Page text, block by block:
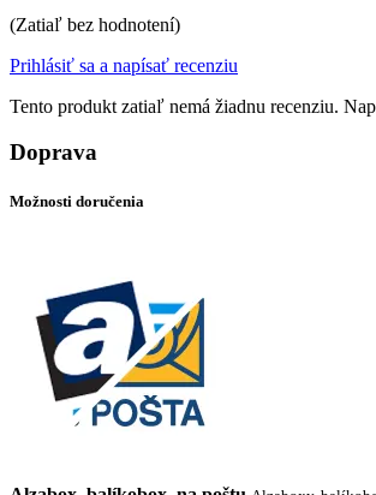
(Zatiaľ bez hodnotení)
Prihlásiť sa a napísať recenziu
Tento produkt zatiaľ nemá žiadnu recenziu.
Doprava
Možnosti doručenia